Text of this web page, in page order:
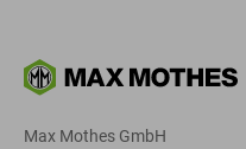
Max Mothes GmbH